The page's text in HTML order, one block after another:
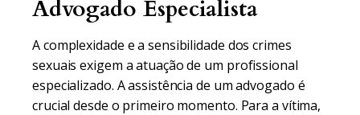
Advogado Especialista
A complexidade e a sensibilidade dos crimes
sexuais exigem a atuação de um profissional
especializado. A assistência de um advogado é
crucial desde o primeiro momento. Para a vítima,